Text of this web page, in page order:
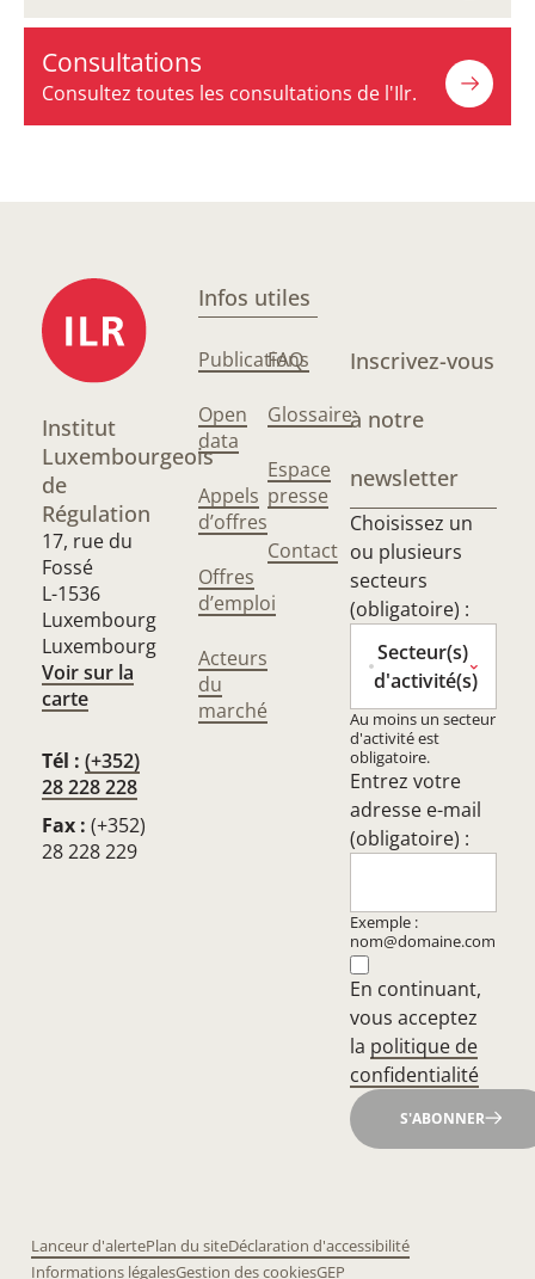
Consultations
Consultez toutes les consultations de l'Ilr.
Institut
Luxembourgeois
de
Régulation
17, rue du
Fossé
L-1536
Luxembourg
Luxembourg
Voir sur la
carte
Tél : (+352)
28 228 228
Fax : (+352)
28 228 229
Infos utiles
Publications
Open
data
Appels
d’offres
Offres
d’emploi
Acteurs
du
marché
FAQ
Glossaire
Espace
presse
Contact
Inscrivez-vous
à notre
newsletter
Choisissez un
ou plusieurs
secteurs
(obligatoire) :
Secteur(s)
d'activité(s)
Au moins un secteur
d'activité est
obligatoire.
Entrez votre
adresse e-mail
(obligatoire) :
Exemple :
nom@domaine.com
En continuant,
vous acceptez
la politique de
confidentialité
S'ABONNER
Lanceur d'alertePlan du siteDéclaration d'accessibilité
Informations légalesGestion des cookiesGEP